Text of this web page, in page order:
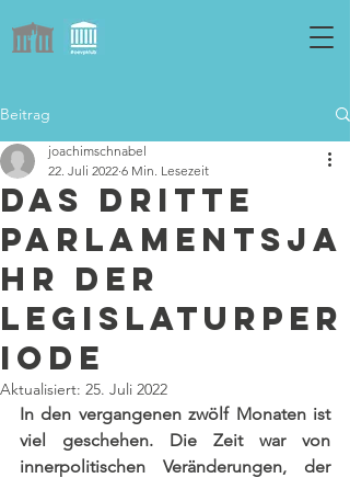
Beitrag
Das dritte
Parlamentsja
hr der
Legislaturper
iode
joachimschnabel
22. Juli 2022 6 Min. Lesezeit
Aktualisiert: 25. Juli 2022
In den vergangenen zwölf Monaten ist
viel geschehen. Die Zeit war von
innerpolitischen Veränderungen, der